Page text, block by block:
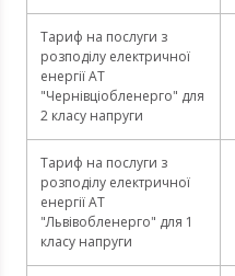
Тариф на послуги з
розподілу електричної
енергії АТ
"Чернівціобленерго" для
2 класу напруги
Тариф на послуги з
розподілу електричної
енергії АТ
"Львівобленерго" для 1
класу напруги